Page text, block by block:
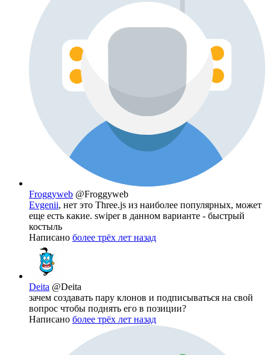
Froggyweb @Froggyweb
Evgenii, нет это Three.js из наиболее популярных, может
еще есть какие. swiper в данном варианте - быстрый
костыль
Написано более трёх лет назад
Deita @Deita
зачем создавать пару клонов и подписываться на свой
вопрос чтобы поднять его в позиции?
Написано более трёх лет назад